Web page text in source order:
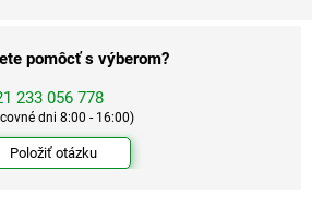
pomôcť s výberom?
233 056 778
dni 8:00 - 16:00)
Položiť otázku